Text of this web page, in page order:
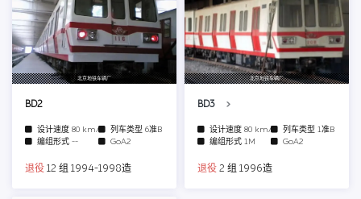
北京地铁车辆厂
BD2
设计速度 80 km/h 列车类型 6准B
编组形式 -- GoA2
退役 12 组 1994-1998造
北京地铁车辆厂
BD3
设计速度 80 km/h 列车类型 1准B
编组形式 1M GoA2
退役 2 组 1996造